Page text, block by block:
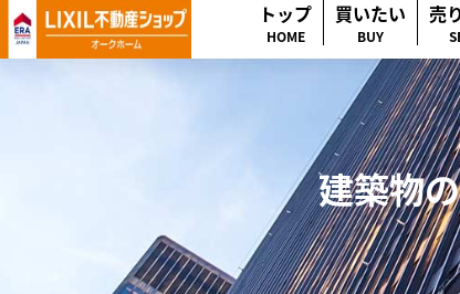
トップ
HOME
買いたい
BUY
売
建築物